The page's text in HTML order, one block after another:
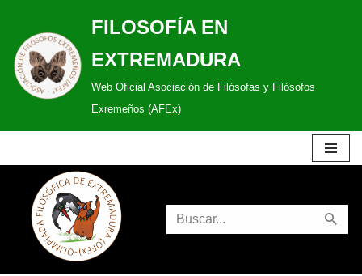
Saltar
al
contenido
FILOSOFÍA EN
EXTREMADURA
Web Oficial Asociación de Filósofas y Filósofos
Exremeños (AFEx)